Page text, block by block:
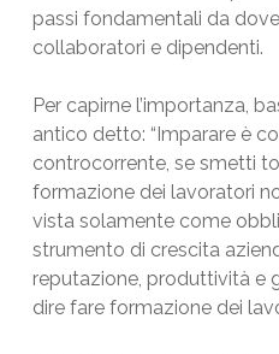
passi fondamentali da
collaboratori e dipendenti.
Per capirne l’importanza,
antico detto: “Imparare è
controcorrente, se smetti
formazione dei lavoratori
vista solamente come
strumento di crescita
reputazione, produttività e
dire fare formazione dei